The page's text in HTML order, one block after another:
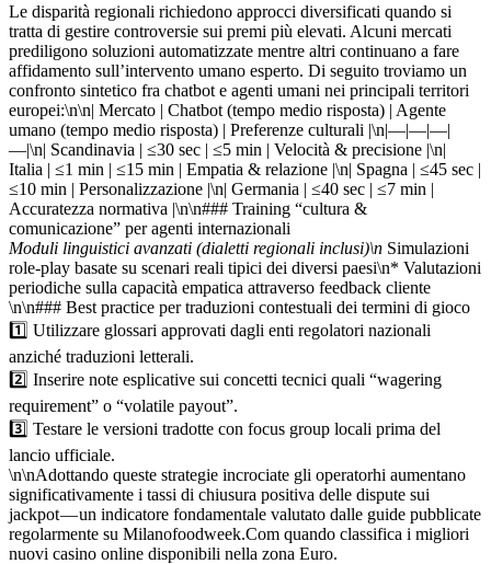
Le disparità regionali richiedono approcci diversificati quando si
tratta di gestire controversie sui premi più elevati.​ Alcuni mercati
prediligono soluzioni automatizzate mentre altri continuano a fare
affidamento sull’intervento umano esperto.​ Di seguito troviamo un
confronto sintetico fra chatbot e agenti umani nei principali territori
europei:\n\n| Mercato | Chatbot (tempo medio risposta) | Agente
umano (tempo medio risposta) | Preferenze culturali |\n|—|—|—|
—|\n| Scandinavia | ≤30 sec | ≤5 min | Velocità & precisione |\n|
Italia | ≤1 min | ≤15 min | Empatia & relazione |\n| Spagna | ≤45 sec |
≤10 min | Personalizzazione |\n| Germania | ≤40 sec | ≤7 min |
Accuratezza normativa |\n\n### Training “cultura &
comunicazione” per agenti internazionali
Moduli linguistici avanzati (dialetti regionali inclusi)​\n Simulazioni
role‑play basate su scenari reali tipici dei diversi paesi​\n* Valutazioni
periodiche sulla capacità empatica attraverso feedback cliente​
\n\n### Best practice per traduzioni contestuali dei termini di gioco
1️⃣ Utilizzare glossari approvati dagli enti regolatori nazionali
anziché traduzioni letterali.
2️⃣ Inserire note esplicative sui concetti tecnici quali “wagering
requirement” o “volatile payout”.
3️⃣ Testare le versioni tradotte con focus group locali prima del
lancio ufficiale.
\n\nAdottando queste strategie incrociate gli operatorhi aumentano
significativamente i tassi di chiusura positiva delle dispute sui
jackpot — un indicatore fondamentale valutato dalle guide pubblicate
regolarmente su Milanofoodweek.Com quando classifica i migliori
nuovi casino online disponibili nella zona Euro.